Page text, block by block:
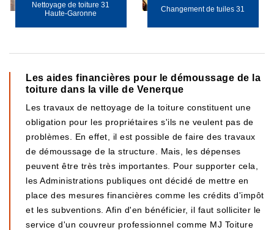
Nettoyage de toiture 31
Haute-Garonne
Changement de tuiles 31
Les aides financières pour le démoussage de la
toiture dans la ville de Venerque
Les travaux de nettoyage de la toiture constituent une
obligation pour les propriétaires s'ils ne veulent pas de
problèmes. En effet, il est possible de faire des travaux
de démoussage de la structure. Mais, les dépenses
peuvent être très très importantes. Pour supporter cela,
les Administrations publiques ont décidé de mettre en
place des mesures financières comme les crédits d'impôt
et les subventions. Afin d'en bénéficier, il faut solliciter le
service d'un couvreur professionnel comme MJ Toiture